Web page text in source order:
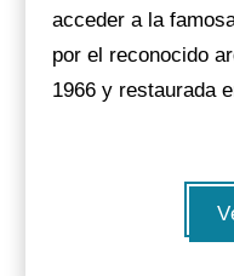
acceder a la
por el reconocido
1966 y restaurada